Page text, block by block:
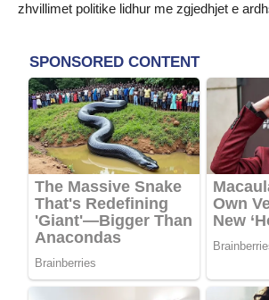
zhvillimet politike lidhur me zgjedhjet e